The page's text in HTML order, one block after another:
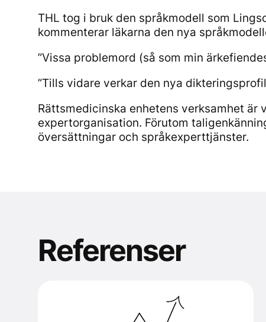
THL tog i bruk den språkmodell som
kommenterar läkarna den nya
”Vissa problemord (så som min
”Tills vidare verkar den nya
Rättsmedicinska enhetens verksamhet är
expertorganisation. Förutom
översättningar och språkexperttjänster.
Referenser